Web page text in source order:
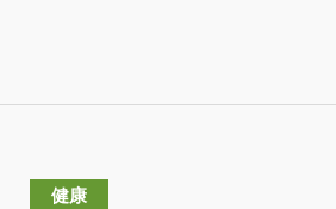
健康